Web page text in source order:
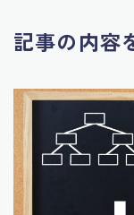
記事の内容